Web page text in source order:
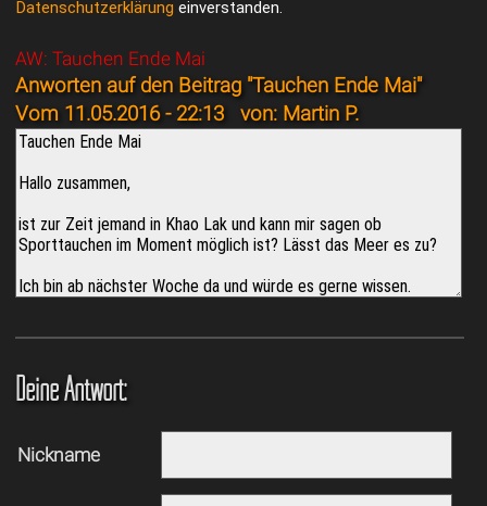
Datenschutzerklärung einverstanden.
AW: Tauchen Ende Mai
Anworten auf den Beitrag "Tauchen Ende Mai"
Vom 11.05.2016 - 22:13 von: Martin P.
Deine Antwort:
Nickname